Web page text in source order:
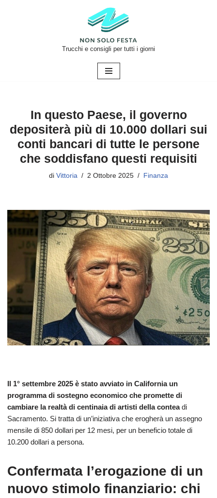
Trucchi e consigli per tutti i giorni
In questo Paese, il governo
depositerà più di 10.000 dollari sui
conti bancari di tutte le persone
che soddisfano questi requisiti
di Vittoria 2 Ottobre 2025 Finanza
Il 1° settembre 2025 è stato avviato in California un
programma di sostegno economico che promette di
cambiare la realtà di centinaia di artisti della conteadi
Sacramento. Si tratta di un’iniziativa che erogherà un assegno
mensile di 850 dollari per 12 mesi, per un beneficio totale di
10.200 dollari a persona.
Confermata l’erogazione di un
nuovo stimolo finanziario: chi